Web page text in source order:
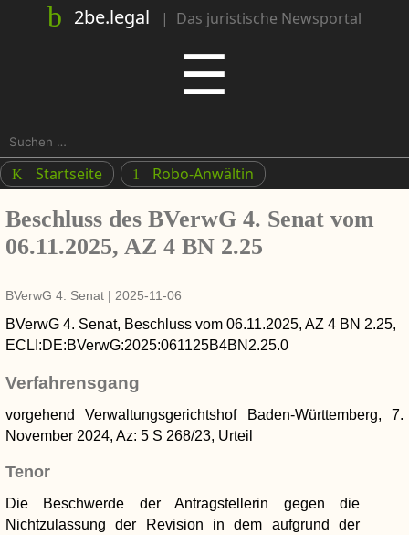
2be.legal | Das juristische Newsportal
☰
Suchen
nach:
K Startseite 1 Robo-Anwältin
Beschluss des BVerwG 4. Senat vom
06.11.2025, AZ 4 BN 2.25
BVerwG 4. Senat | 2025-11-06
BVerwG 4. Senat, Beschluss vom 06.11.2025, AZ 4 BN 2.25,
ECLI:DE:BVerwG:2025:061125B4BN2.25.0
Verfahrensgang
vorgehend Verwaltungsgerichtshof Baden-Württemberg, 7.
November 2024, Az: 5 S 268/23, Urteil
Tenor
Die Beschwerde der Antragstellerin gegen die
Nichtzulassung der Revision in dem aufgrund der